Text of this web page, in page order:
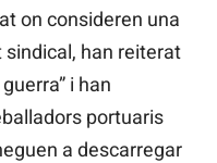
on consideren una
sindical, han reiterat
i han
portuaris
a descarregar